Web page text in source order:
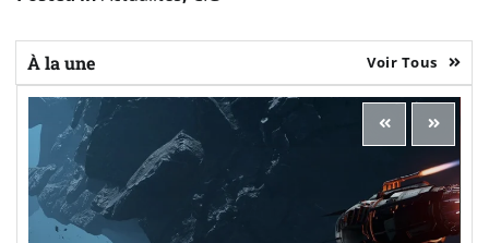
À la une Voir Tous